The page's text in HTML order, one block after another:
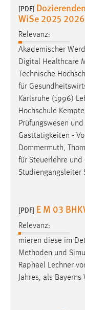
[PDF]
WiSe 2025 2026
Relevanz:
Akademischer
Digital Healthcare
Technische
für
Karlsruhe (1996)
Hochschule
Prüfungswesen
Gasttätigkeiten -
Dommermuth,
für Steuerlehre
Studiengangsleiter
[PDF] E M 03
Relevanz:
mieren diese im
Methoden und
Raphael Lechner
Jahres, als
Cookie
30 Tage
Chat
Name:
chat-frame-
Zweck:
Wird benötigt
Cookie
Jahre,
Login
Name:
fe_user,
Zweck:
Dieser Cookie
einloggen zu